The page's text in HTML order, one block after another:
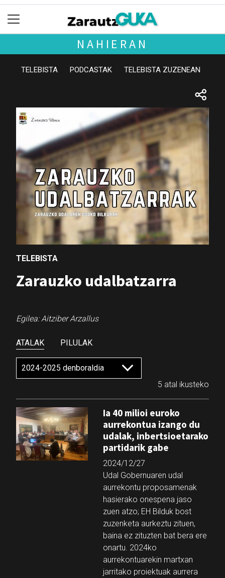
NAHIERAN
TELEBISTA PODCASTAK TELEBISTA ZUZENEAN
TELEBISTA
Zarauzko udalbatzarra
Egilea: Aitziber Arzallus
ATALAK PILULAK
5 atal ikusteko
Ia 40 milioi euroko
aurrekontua izango du
udalak, inbertsioetarako
partidarik gabe
2024/12/27
Udal Gobernuaren udal
aurrekontu proposamenak
hasierako onespena jaso
zuen atzo; EH Bilduk bost
zuzenketa aurkeztu zituen,
baina ez zituzten bat bera ere
onartu. 2024ko
aurrekontuarekin martxan
jarritako proiektuak aurrera